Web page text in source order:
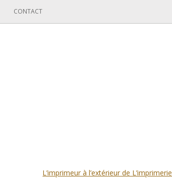
CONTACT
L’imprimeur à l’extérieur de L’imprimerie